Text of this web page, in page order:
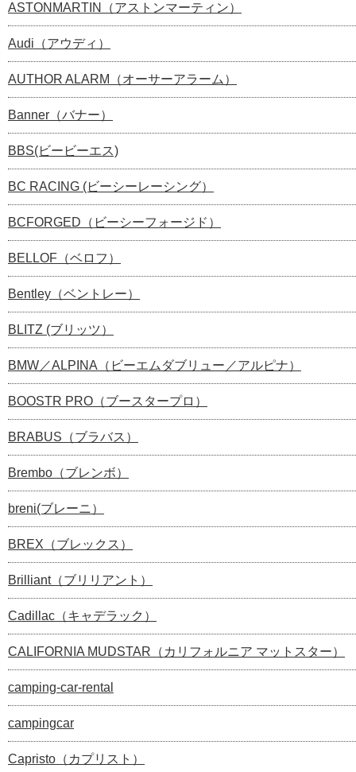
ASTONMARTIN（アストンマーティン）
Audi（アウディ）
AUTHOR ALARM（オーサーアラーム）
Banner（バナー）
BBS(ビービーエス)
BC RACING (ビーシーレーシング）
BCFORGED（ビーシーフォージド）
BELLOF（ベロフ）
Bentley（ベントレー）
BLITZ (ブリッツ）
BMW／ALPINA（ビーエムダブリュー／アルピナ）
BOOSTR PRO（ブースタープロ）
BRABUS（ブラバス）
Brembo（ブレンボ）
breni(ブレーニ）
BREX（ブレックス）
Brilliant（ブリリアント）
Cadillac（キャデラック）
CALIFORNIA MUDSTAR（カリフォルニア マットスター）
camping-car-rental
campingcar
Capristo（カプリスト）